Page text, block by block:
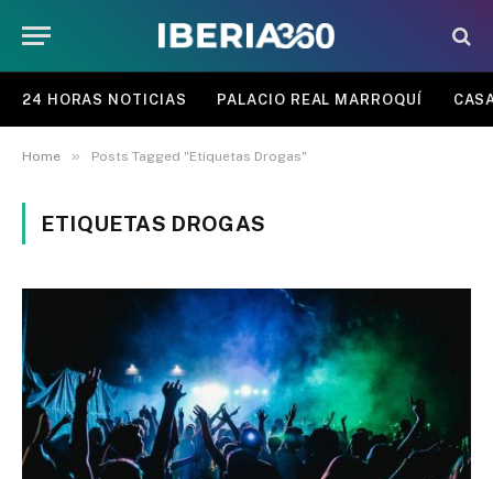
24 HORAS NOTICIAS PALACIO REAL MARROQUÍ
Home » Posts Tagged "Etiquetas Drogas"
ETIQUETAS DROGAS